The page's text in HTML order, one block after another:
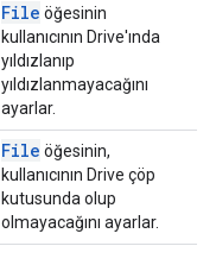
File öğesinin
kullanıcının Drive'ında
yıldızlanıp
yıldızlanmayacağını
ayarlar.
File öğesinin,
kullanıcının Drive çöp
kutusunda olup
olmayacağını ayarlar.